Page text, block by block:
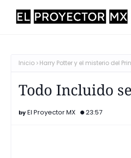
Inicio Harry Potter y el misterio del
Todo Incluido
El Proyector MX 23:57